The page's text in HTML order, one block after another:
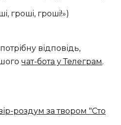
грошi, грошi!»)
відповідь,
чат-бота у Телеграм.
роздум за твором "Сто